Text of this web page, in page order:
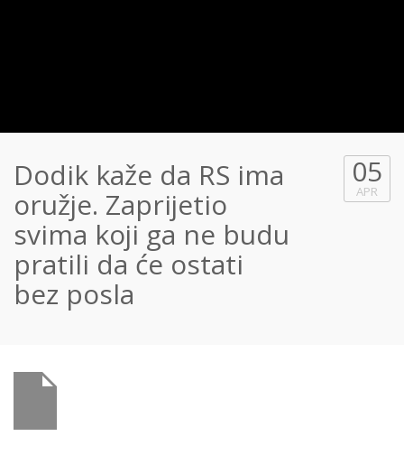
Dodik kaže da RS ima
oružje. Zaprijetio
svima koji ga ne budu
pratili da će ostati
bez posla
05
APR